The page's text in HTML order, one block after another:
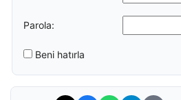
Parola:
Beni hatırla